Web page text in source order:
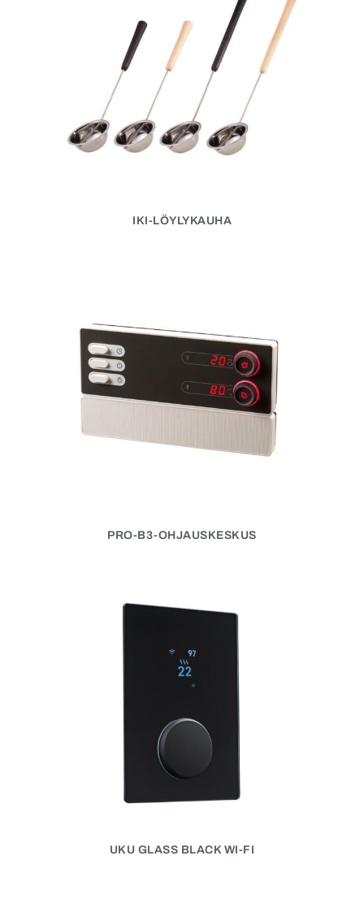
IKI-LÖYLYKAUHA
PRO-B3-OHJAUSKESKUS
UKU GLASS BLACK WI-FI